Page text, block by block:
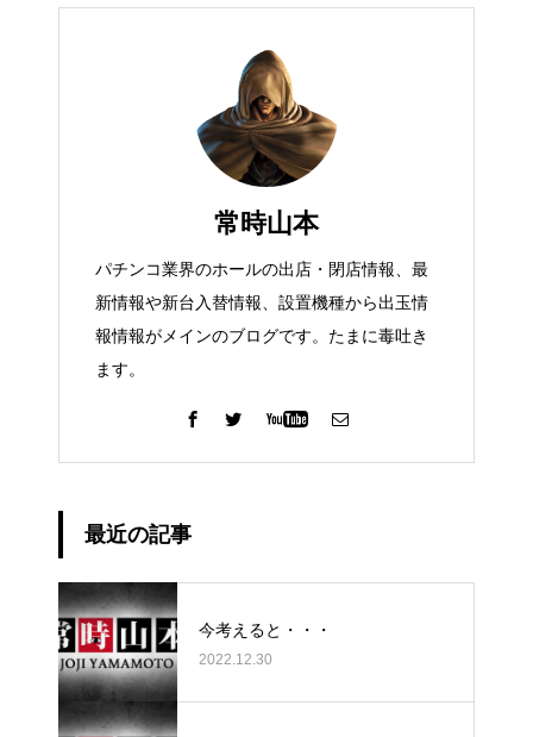
常時山本
パチンコ業界のホールの出店・閉店情報、最
新情報や新台入替情報、設置機種から出玉情
報情報がメインのブログです。たまに毒吐き
ます。
最近の記事
今考えると・・・
2022.12.30